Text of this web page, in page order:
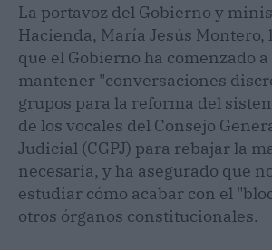
La portavoz del Gobierno y
Hacienda, María Jesús Montero,
que el Gobierno ha comenzado
mantener "conversaciones
grupos para la reforma del
de los vocales del Consejo
Judicial (CGPJ) para rebajar la
necesaria, y ha asegurado que
estudiar cómo acabar con el
otros órganos constitucionales.